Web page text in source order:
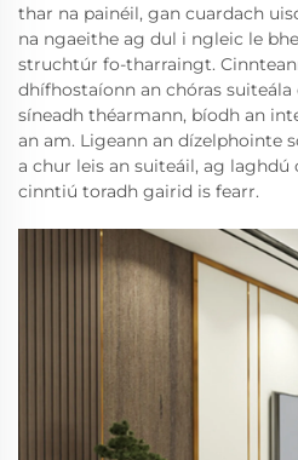
thar na painéil, gan cuardach
na ngaeithe ag dul i ngleic le
struchtúr fo-tharraingt.
dhífhostaíonn an chóras
síneadh théarmann, bíodh an
an am. Ligeann an dízelphointe
a chur leis an suiteáil, ag
cinntiú toradh gairid is fearr.